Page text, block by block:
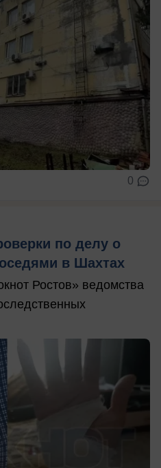
0
по делу о
в Шахтах
Ростов» ведомства